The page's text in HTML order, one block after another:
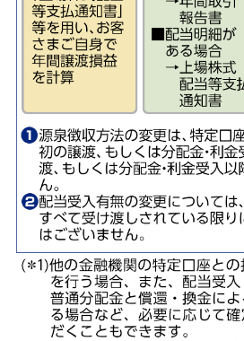
ご検討中のお客さま
NISA・投資信託申込
iDeCo申込
ライフデザイン・ナビゲーション
みずほ銀行オンライン相談
来店予約（ご相談）
資産形成・資産運用セミナー
備える